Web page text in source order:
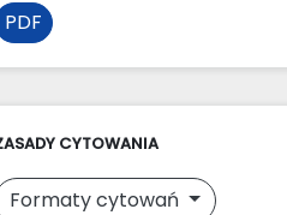
PDF
CYTOWANIA
Formaty cytowań